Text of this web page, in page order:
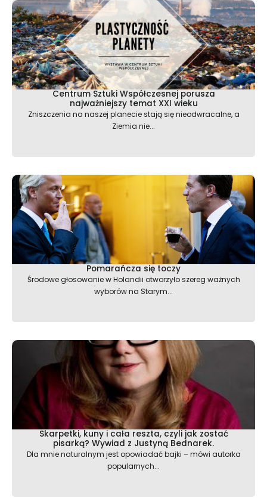
Centrum Sztuki Współczesnej porusza
najważniejszy temat XXI wieku
Zniszczenia na naszej planecie stają się nieodwracalne, a
Ziemia nie...
Pomarańcza się toczy
Środowe głosowanie w Holandii otworzyło szereg ważnych
wyborów na Starym...
Skarpetki, kuny i cała reszta, czyli jak zostać
pisarką? Wywiad z Justyną Bednarek.
Dla mnie naturalnym jest opowiadać bajki – mówi autorka
popularnych...